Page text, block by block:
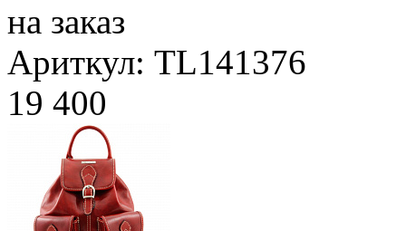
на заказ
Ариткул: TL141376
19 400